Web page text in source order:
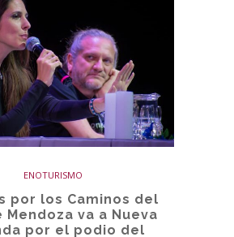
ENOTURISMO
por los Caminos del
Mendoza va a Nueva
por el podio del